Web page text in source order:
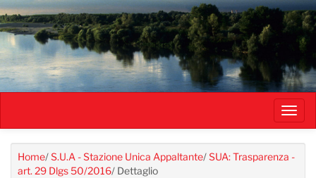
Salta
al
contenuto
principale
Home/S.U.A - Stazione Unica Appaltante/SUA: Trasparenza -
art. 29 Dlgs 50/2016/ Dettaglio